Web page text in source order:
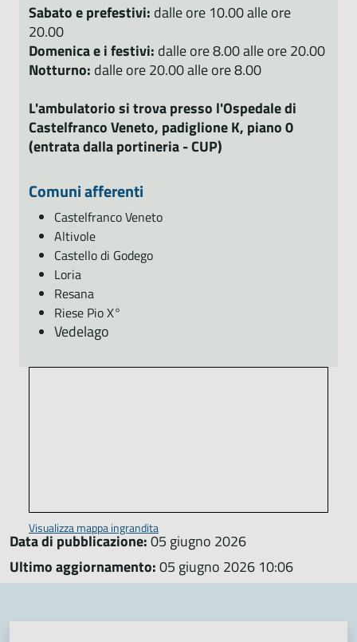
Sabato e prefestivi: dalle ore 10.00 alle ore
20.00
Domenica e i festivi: dalle ore 8.00 alle ore 20.00
Notturno: dalle ore 20.00 alle ore 8.00
L'ambulatorio si trova presso l'Ospedale di
Castelfranco Veneto, padiglione K, piano 0
(entrata dalla portineria - CUP)
Comuni afferenti
Castelfranco Veneto
Altivole
Castello di Godego
Loria
Resana
Riese Pio X°
Vedelago
Visualizza mappa ingrandita
Data di pubblicazione:05 giugno 2026
Ultimo aggiornamento:05 giugno 2026 10:06